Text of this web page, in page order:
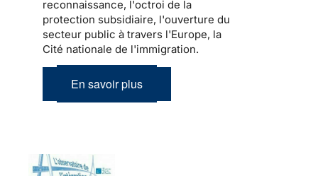
reconnaissance, l'octroi de la
protection subsidiaire, l'ouverture du
secteur public à travers l'Europe, la
Cité nationale de l'immigration.
En savoir plus